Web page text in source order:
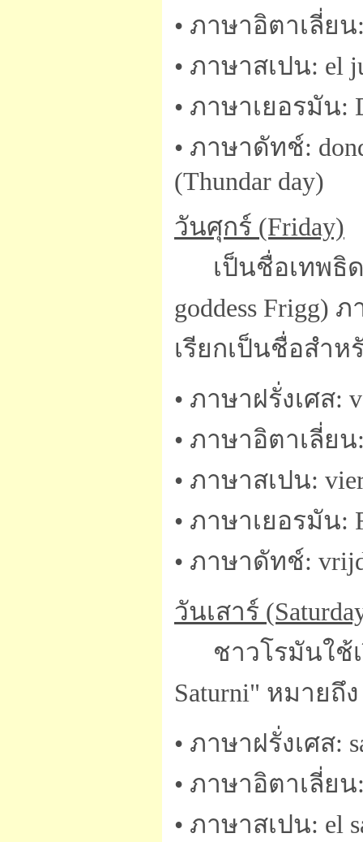
• ภาษาอิตาเลี่ยน
• ภาษาสเปน: el
• ภาษาเยอรมัน:
• ภาษาดัทช์:
(Thundar day)
วันศุกร์ (Friday)
เป็นชื่อเทพธิด
goddess Frigg)
เรียกเป็นชื่อสำห
• ภาษาฝรั่งเศส:
• ภาษาอิตาเลี่ยน
• ภาษาสเปน:
• ภาษาเยอรมัน:
• ภาษาดัทช์:
วันเสาร์
ชาวโรมันใช้เรี
Saturni" หมายถึง
• ภาษาฝรั่งเศส:
• ภาษาอิตาเลี่ยน:
• ภาษาสเปน: el